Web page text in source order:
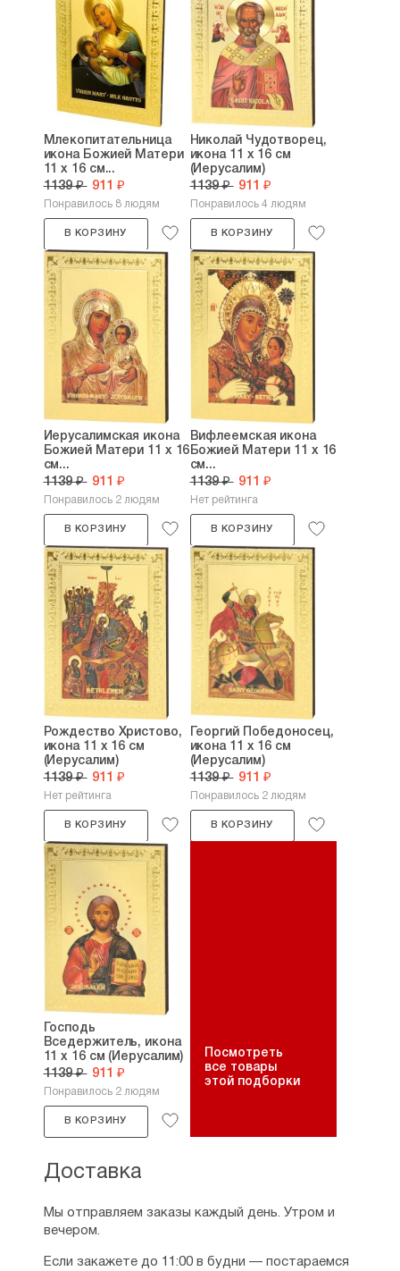
Млекопитательница
икона Божией Матери
11 х 16 см...
1139 ₽ 911 ₽
Понравилось 8 людям
В КОРЗИНУ
Николай Чудотворец,
икона 11 х 16 см
(Иерусалим)
1139 ₽ 911 ₽
Понравилось 4 людям
В КОРЗИНУ
Иерусалимская икона
Божией Матери 11 х 16
см...
1139 ₽ 911 ₽
Понравилось 2 людям
В КОРЗИНУ
Вифлеемская икона
Божией Матери 11 х 16
см...
1139 ₽ 911 ₽
Нет рейтинга
В КОРЗИНУ
Рождество Христово,
икона 11 х 16 см
(Иерусалим)
1139 ₽ 911 ₽
Нет рейтинга
В КОРЗИНУ
Георгий Победоносец,
икона 11 х 16 см
(Иерусалим)
1139 ₽ 911 ₽
Понравилось 2 людям
В КОРЗИНУ
Господь
Вседержитель, икона
11 х 16 см (Иерусалим)
1139 ₽ 911 ₽
Понравилось 2 людям
В КОРЗИНУ
Посмотреть
все товары
этой подборки
Доставка
Мы отправляем заказы каждый день. Утром и
вечером.
Если закажете до 11:00 в будни — постараемся